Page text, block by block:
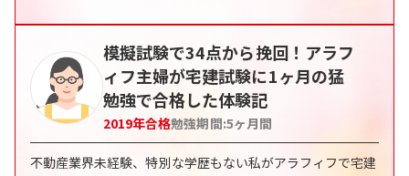
模擬試験で34点から挽回！アラフ
ィフ主婦が宅建試験に1ヶ月の猛
勉強で合格した体験記
2019年合格勉強期間:5ヶ月間
不動産業界未経験、特別な学歴もない私がアラフィフで宅建